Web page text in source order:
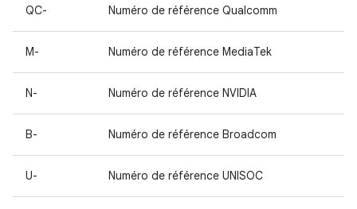
QC- Numéro de référence Qualcomm
M- Numéro de référence MediaTek
N- Numéro de référence NVIDIA
B- Numéro de référence Broadcom
U- Numéro de référence UNISOC